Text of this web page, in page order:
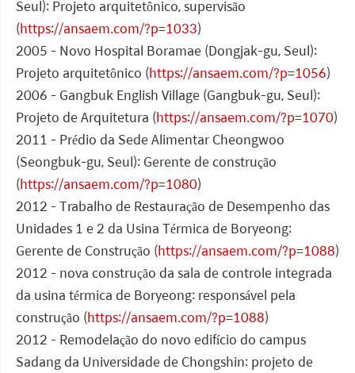
Seul): Projeto arquitetônico, supervisão
(https://ansaem.com/?p=1033)
2005 - Novo Hospital Boramae (Dongjak-gu, Seul):
Projeto arquitetônico (https://ansaem.com/?p=1056)
2006 - Gangbuk English Village (Gangbuk-gu, Seul):
Projeto de Arquitetura (https://ansaem.com/?p=1070)
2011 - Prédio da Sede Alimentar Cheongwoo
(Seongbuk-gu, Seul): Gerente de construção
(https://ansaem.com/?p=1080)
2012 - Trabalho de Restauração de Desempenho das
Unidades 1 e 2 da Usina Térmica de Boryeong:
Gerente de Construção (https://ansaem.com/?p=1088)
2012 - nova construção da sala de controle integrada
da usina térmica de Boryeong: responsável pela
construção (https://ansaem.com/?p=1088)
2012 - Remodelação do novo edifício do campus
Sadang da Universidade de Chongshin: projeto de